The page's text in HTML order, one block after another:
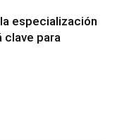
especialización
clave para